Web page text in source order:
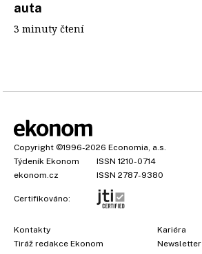
auta
3 minuty čtení
Copyright ©1996-2026 Economia, a.s.
Týdeník Ekonom
ISSN 1210-0714
ekonom.cz
ISSN 2787-9380
Certifikováno:
Kontakty
Tiráž redakce Ekonom
Kariéra
Newsletter